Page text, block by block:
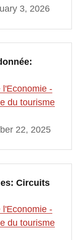
3, 2026
l'Economie -
du tourisme
22, 2025
Circuits
l'Economie -
du tourisme